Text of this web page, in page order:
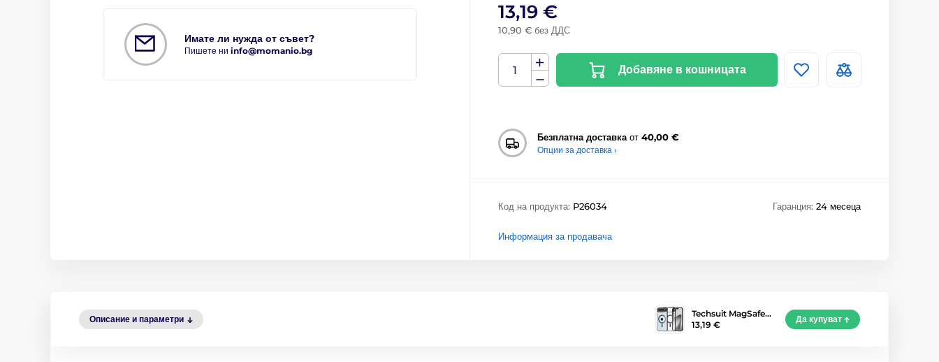
Имате ли нужда от съвет?
Пишете ни info@momanio.bg
13,19 €
10,90 € без ДДС
Добавяне в кошницата
Безплатна доставка от 40,00 €
Опции за доставка ›
Код на продукта: P26034 Гаранция: 24 месеца
Информация за продавача
Описание и параметри
Techsuit MagSafe…
13,19 €
Да купуват